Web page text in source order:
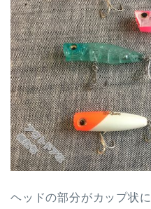
ヘッドの部分がカップ状